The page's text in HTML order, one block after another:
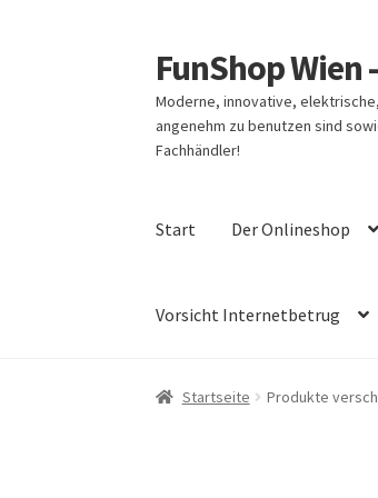
Zur
Navigation
springen
Zum
Inhalt
springen
FunShop
Moderne, innovative,
angenehm zu benutzen sind
Fachhändler!
Start Der Onlineshop
Vorsicht Internetbetrug
Startseite Produkte